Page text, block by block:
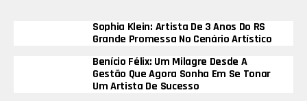
Sophia Klein: Artista De 3 Anos Do RS
Grande Promessa No Cenário Artístico
Benício Félix: Um Milagre Desde A
Gestão Que Agora Sonha Em Se Tonar
Um Artista De Sucesso